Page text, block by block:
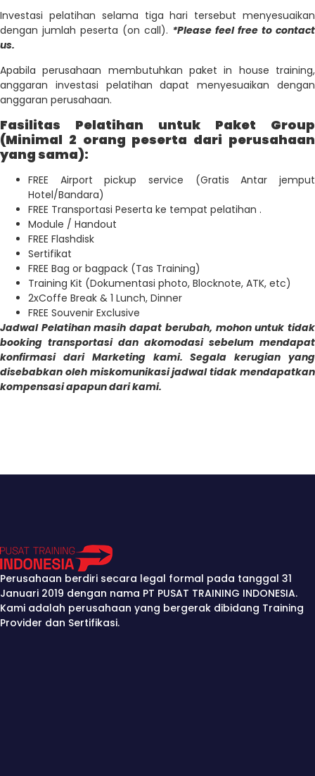
Investasi pelatihan selama tiga hari tersebut menyesuaikan
dengan jumlah peserta (on call). *Please feel free to contact
us.
Apabila perusahaan membutuhkan paket in house training,
anggaran investasi pelatihan dapat menyesuaikan dengan
anggaran perusahaan.
Fasilitas Pelatihan untuk Paket Group
(Minimal 2 orang peserta dari perusahaan
yang sama):
FREE Airport pickup service (Gratis Antar jemput
Hotel/Bandara)
FREE Transportasi Peserta ke tempat pelatihan .
Module / Handout
FREE Flashdisk
Sertifikat
FREE Bag or bagpack (Tas Training)
Training Kit (Dokumentasi photo, Blocknote, ATK, etc)
2xCoffe Break & 1 Lunch, Dinner
FREE Souvenir Exclusive
Jadwal Pelatihan masih dapat berubah, mohon untuk tidak
booking transportasi dan akomodasi sebelum mendapat
konfirmasi dari Marketing kami. Segala kerugian yang
disebabkan oleh miskomunikasi jadwal tidak mendapatkan
kompensasi apapun dari kami.
Perusahaan berdiri secara legal formal pada tanggal 31
Januari 2019 dengan nama PT PUSAT TRAINING INDONESIA.
Kami adalah perusahaan yang bergerak dibidang Training
Provider dan Sertifikasi.